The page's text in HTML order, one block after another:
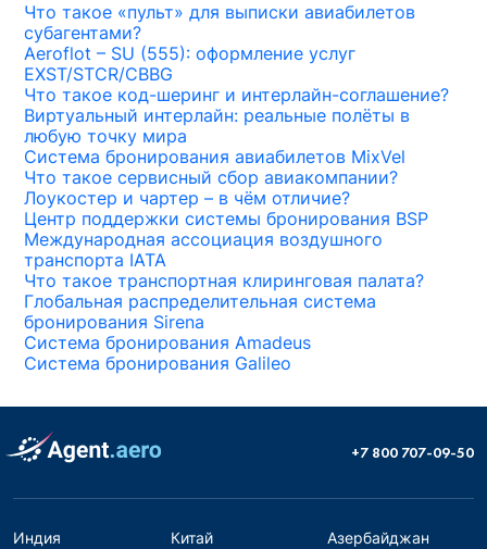
Что такое «пульт» для выписки авиабилетов
субагентами?
Aeroflot – SU (555): оформление услуг
EXST/STCR/CBBG
Что такое код-шеринг и интерлайн-соглашение?
Виртуальный интерлайн: реальные полёты в
любую точку мира
Система бронирования авиабилетов MixVel
Что такое сервисный сбор авиакомпании?
Лоукостер и чартер – в чём отличие?
Центр поддержки системы бронирования BSP
Международная ассоциация воздушного
транспорта IATA
Что такое транспортная клиринговая палата?
Глобальная распределительная система
бронирования Sirena
Система бронирования Amadeus
Система бронирования Galileo
+7 800 707-09-50
Индия Китай
Азербайджан